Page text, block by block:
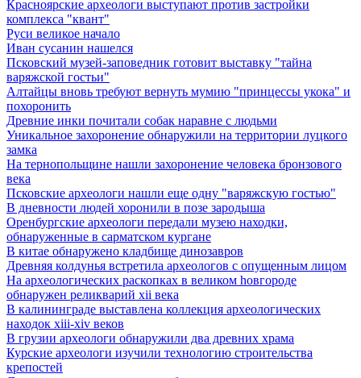
Красноярские археологи выступают против застройки
комплекса "квант"
Руси великое начало
Иван сусанин нашелся
Псковский музей-заповедник готовит выставку "тайна
варяжской гостьи"
Алтайцы вновь требуют вернуть мумию "принцессы укока" и
похоронить
Древние инки почитали собак наравне с людьми
Уникальное захоронение обнаружили на территории луцкого
замка
На тернопольщине нашли захоронение человека бронзового
века
Псковские археологи нашли еще одну "варяжскую гостью"
В дневности людей хоронили в позе зародыша
Оренбургские археологи передали музею находки,
обнаруженные в сарматском кургане
В китае обнаружено кладбище динозавров
Древняя колдунья встретила археологов с опущенным лицом
Hа археологических раскопках в великом hовгороде
обнаружен реликварий xii века
В калининграде выставлена коллекция археологических
находок xiii-xiv веков
В грузии археологи обнаружили два древних храма
Курские археологи изучили технологию строительства
крепостей